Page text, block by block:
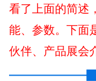
看了上面的简述
能、参数。下面
伙伴、产品展会